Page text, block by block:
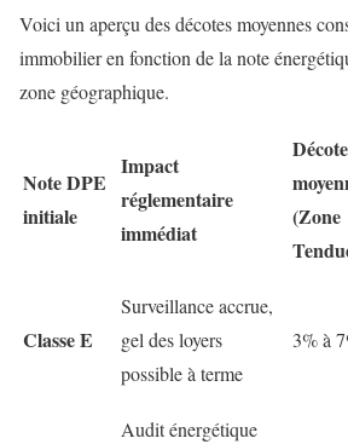
Voici un aperçu des décotes moyennes
immobilier en fonction de la note
zone géographique.
Note DPE
initiale
Impact
réglementaire
immédiat
Décote
(Zone
Classe E
Surveillance accrue,
gel des loyers
possible à terme
3% à
Audit énergétique